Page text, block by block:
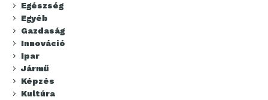
Egészség
Egyéb
Gazdaság
Innováció
Ipar
Jármű
Képzés
Kultúra